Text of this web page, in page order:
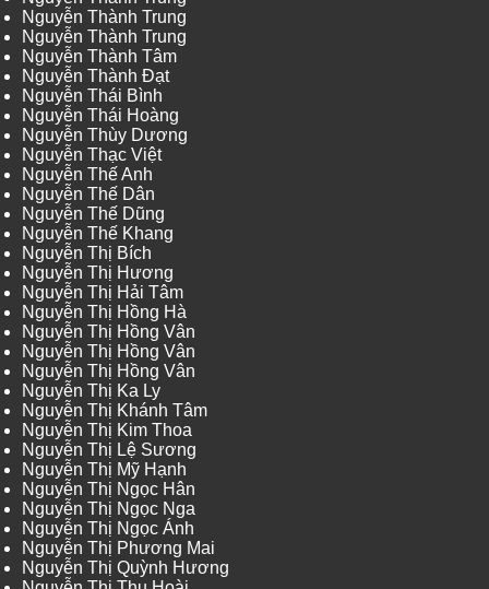
Nguyễn Thành Trung
Nguyễn Thành Trung
Nguyễn Thành Tâm
Nguyễn Thành Đạt
Nguyễn Thái Bình
Nguyễn Thái Hoàng
Nguyễn Thùy Dương
Nguyễn Thạc Việt
Nguyễn Thế Anh
Nguyễn Thế Dân
Nguyễn Thế Dũng
Nguyễn Thế Khang
Nguyễn Thị Bích
Nguyễn Thị Hương
Nguyễn Thị Hải Tâm
Nguyễn Thị Hồng Hà
Nguyễn Thị Hồng Vân
Nguyễn Thị Hồng Vân
Nguyễn Thị Hồng Vân
Nguyễn Thị Ka Ly
Nguyễn Thị Khánh Tâm
Nguyễn Thị Kim Thoa
Nguyễn Thị Lệ Sương
Nguyễn Thị Mỹ Hạnh
Nguyễn Thị Ngọc Hân
Nguyễn Thị Ngọc Nga
Nguyễn Thị Ngọc Ánh
Nguyễn Thị Phương Mai
Nguyễn Thị Quỳnh Hương